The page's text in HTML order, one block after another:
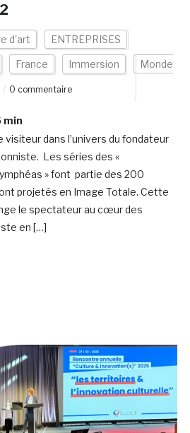
d'art ENTREPRISES
France Immersion Monde
0 commentaire
min
dans l’univers du fondateur
Les séries des «
» font partie des 200
projetés en Image Totale. Cette
le spectateur au cœur des
en […]